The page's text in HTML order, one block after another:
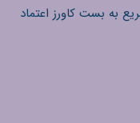
به بست کاورز اعتماد